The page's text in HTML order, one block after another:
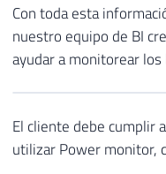
Con toda esta
nuestro equipo de BI
ayudar a monitorear
El cliente debe cumplir
utilizar Power monitor,